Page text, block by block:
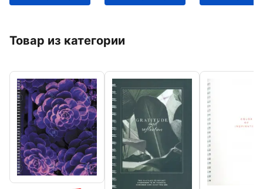
Товар из категории